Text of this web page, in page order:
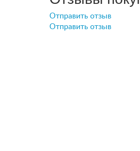
Отправить отзыв
Отправить отзыв